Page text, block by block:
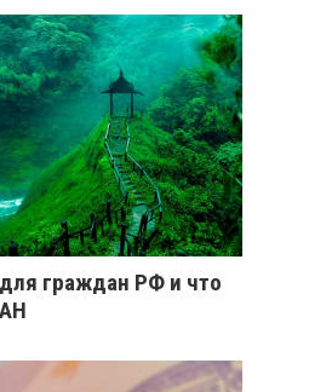
граждан РФ и что